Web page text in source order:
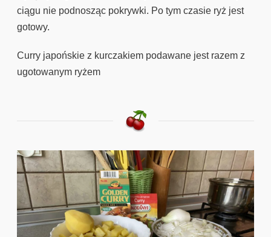
ciągu nie podnosząc pokrywki. Po tym czasie ryż jest
gotowy.
Curry japońskie z kurczakiem podawane jest razem z
ugotowanym ryżem